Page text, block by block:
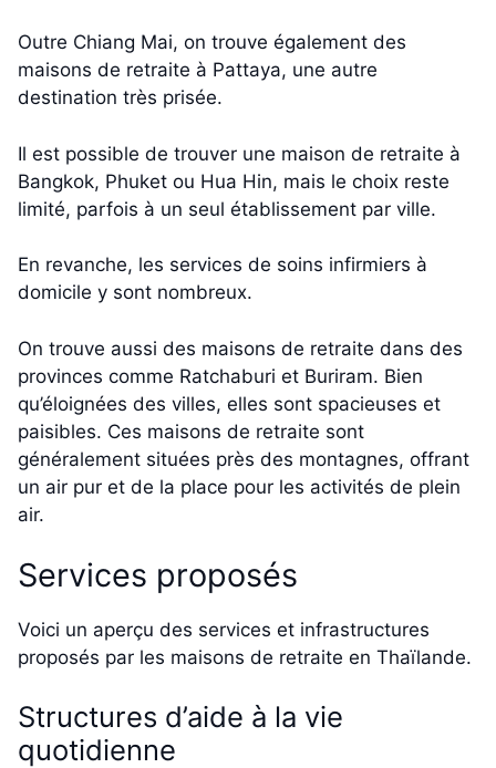
Outre Chiang Mai, on trouve également des
maisons de retraite à Pattaya, une autre
destination très prisée.
Il est possible de trouver une maison de retraite à
Bangkok, Phuket ou Hua Hin, mais le choix reste
limité, parfois à un seul établissement par ville.
En revanche, les services de soins infirmiers à
domicile y sont nombreux.
On trouve aussi des maisons de retraite dans des
provinces comme Ratchaburi et Buriram. Bien
qu’éloignées des villes, elles sont spacieuses et
paisibles. Ces maisons de retraite sont
généralement situées près des montagnes, offrant
un air pur et de la place pour les activités de plein
air.
Services proposés
Voici un aperçu des services et infrastructures
proposés par les maisons de retraite en Thaïlande.
Structures d’aide à la vie
quotidienne